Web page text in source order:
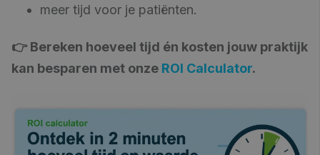
meer tijd voor je patiënten.
👉 Bereken hoeveel tijd én kosten jouw praktijk
kan besparen met onze ROI Calculator.